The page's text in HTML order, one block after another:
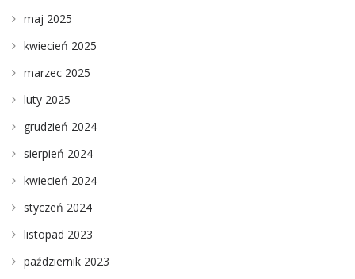
maj 2025
kwiecień 2025
marzec 2025
luty 2025
grudzień 2024
sierpień 2024
kwiecień 2024
styczeń 2024
listopad 2023
październik 2023